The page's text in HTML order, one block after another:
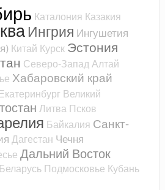
Каталония Казакия
Ингрия Ингушетия
Китай Курск Эстония
Северо-ЗападАлтай
Хабаровский край
Великий
Литва Псков
Байкалия Санкт-
Дагестан Чечня
Дальний Восток
Беларусь Подмосковье Кубань